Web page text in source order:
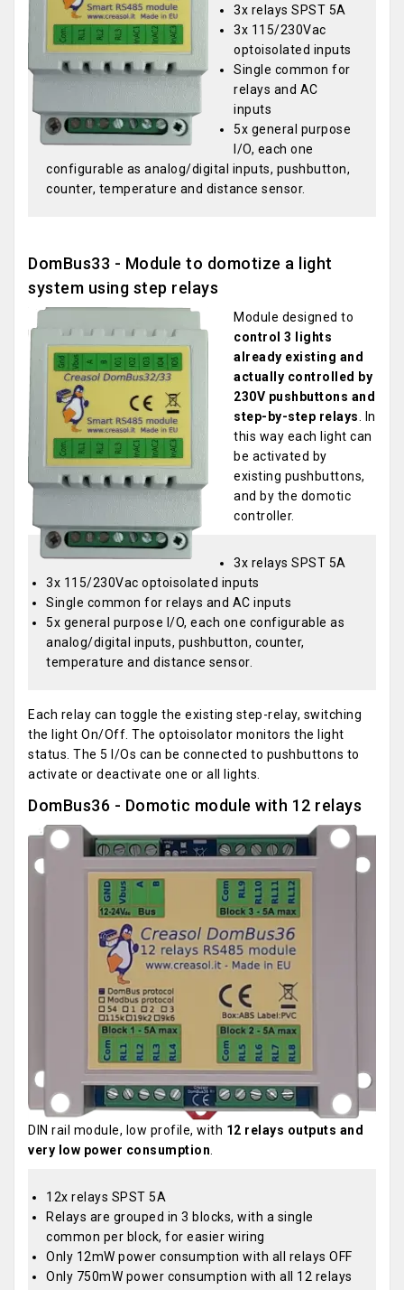
3x relays SPST 5A
3x 115/230Vac
optoisolated inputs
Single common for
relays and AC
inputs
5x general purpose
I/O, each one
configurable as analog/digital inputs, pushbutton,
counter, temperature and distance sensor.
DomBus33 - Module to domotize a light
system using step relays
Module designed to
control 3 lights
already existing and
actually controlled by
230V pushbuttons and
step-by-step relays. In
this way each light can
be activated by
existing pushbuttons,
and by the domotic
controller.
3x relays SPST 5A
3x 115/230Vac optoisolated inputs
Single common for relays and AC inputs
5x general purpose I/O, each one configurable as
analog/digital inputs, pushbutton, counter,
temperature and distance sensor.
Each relay can toggle the existing step-relay, switching
the light On/Off. The optoisolator monitors the light
status. The 5 I/Os can be connected to pushbuttons to
activate or deactivate one or all lights.
DomBus36 - Domotic module with 12 relays
DIN rail module, low profile, with 12 relays outputs and
very low power consumption
12x relays SPST 5A
Relays are grouped in 3 blocks, with a single
common per block, for easier wiring
Only 12mW power consumption with all relays OFF
Only 750mW power consumption with all 12 relays